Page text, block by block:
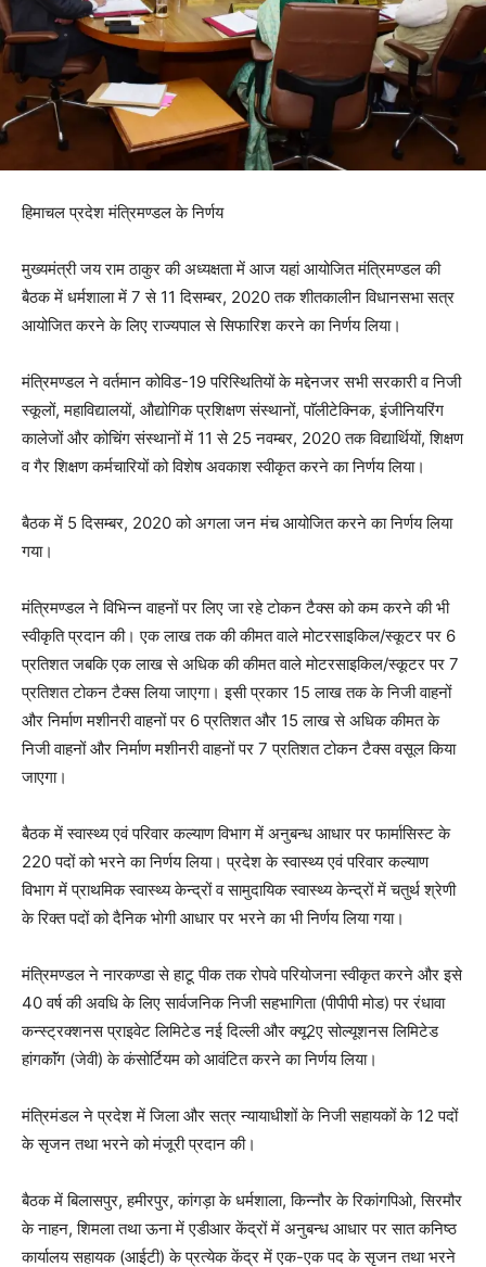
हिमाचल प्रदेश मंत्रिमण्डल के निर्णय
मुख्यमंत्री जय राम ठाकुर की अध्यक्षता में आज यहां आयोजित मंत्रिमण्डल की
बैठक में धर्मशाला में 7 से 11 दिसम्बर, 2020 तक शीतकालीन विधानसभा सत्र
आयोजित करने के लिए राज्यपाल से सिफारिश करने का निर्णय लिया।
मंत्रिमण्डल ने वर्तमान कोविड-19 परिस्थितियों के मद्देनजर सभी सरकारी व निजी
स्कूलों, महाविद्यालयों, औद्योगिक प्रशिक्षण संस्थानों, पाॅलीटेक्निक, इंजीनियरिंग
कालेजों और कोचिंग संस्थानों में 11 से 25 नवम्बर, 2020 तक विद्यार्थियों, शिक्षण
व गैर शिक्षण कर्मचारियों को विशेष अवकाश स्वीकृत करने का निर्णय लिया।
बैठक में 5 दिसम्बर, 2020 को अगला जन मंच आयोजित करने का निर्णय लिया
गया।
मंत्रिमण्डल ने विभिन्न वाहनों पर लिए जा रहे टोकन टैक्स को कम करने की भी
स्वीकृति प्रदान की। एक लाख तक की कीमत वाले मोटरसाइकिल/स्कूटर पर 6
प्रतिशत जबकि एक लाख से अधिक की कीमत वाले मोटरसाइकिल/स्कूटर पर 7
प्रतिशत टोकन टैक्स लिया जाएगा। इसी प्रकार 15 लाख तक के निजी वाहनों
और निर्माण मशीनरी वाहनों पर 6 प्रतिशत और 15 लाख से अधिक कीमत के
निजी वाहनों और निर्माण मशीनरी वाहनों पर 7 प्रतिशत टोकन टैक्स वसूल किया
जाएगा।
बैठक में स्वास्थ्य एवं परिवार कल्याण विभाग में अनुबन्ध आधार पर फार्मासिस्ट के
220 पदों को भरने का निर्णय लिया। प्रदेश के स्वास्थ्य एवं परिवार कल्याण
विभाग में प्राथमिक स्वास्थ्य केन्द्रों व सामुदायिक स्वास्थ्य केन्द्रों में चतुर्थ श्रेणी
के रिक्त पदों को दैनिक भोगी आधार पर भरने का भी निर्णय लिया गया।
मंत्रिमण्डल ने नारकण्डा से हाटू पीक तक रोपवे परियोजना स्वीकृत करने और इसे
40 वर्ष की अवधि के लिए सार्वजनिक निजी सहभागिता (पीपीपी मोड) पर रंधावा
कन्स्ट्रक्शनस प्राइवेट लिमिटेड नई दिल्ली और क्यू2ए सोल्यूशनस लिमिटेड
हांगकाॅंग (जेवी) के कंसोर्टियम को आवंटित करने का निर्णय लिया।
मंत्रिमंडल ने प्रदेश में जिला और सत्र न्यायाधीशों के निजी सहायकों के 12 पदों
के सृजन तथा भरने को मंजूरी प्रदान की।
बैठक में बिलासपुर, हमीरपुर, कांगड़ा के धर्मशाला, किन्नौर के रिकांगपिओ, सिरमौर
के नाहन, शिमला तथा ऊना में एडीआर केंद्रों में अनुबन्ध आधार पर सात कनिष्ठ
कार्यालय सहायक (आईटी) के प्रत्येक केंद्र में एक-एक पद के सृजन तथा भरने